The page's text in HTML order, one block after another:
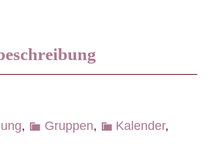
, Gruppen, Kalender,